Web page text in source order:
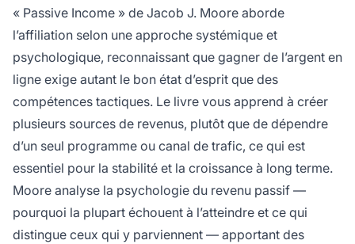
« Passive Income » de Jacob J. Moore aborde
l’affiliation selon une approche systémique et
psychologique, reconnaissant que gagner de l’argent en
ligne exige autant le bon état d’esprit que des
compétences tactiques. Le livre vous apprend à créer
plusieurs sources de revenus, plutôt que de dépendre
d’un seul programme ou canal de trafic, ce qui est
essentiel pour la stabilité et la croissance à long terme.
Moore analyse la psychologie du revenu passif —
pourquoi la plupart échouent à l’atteindre et ce qui
distingue ceux qui y parviennent — apportant des